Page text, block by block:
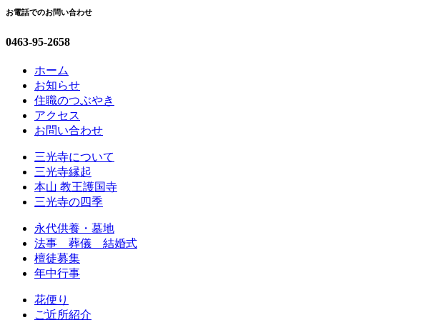
お電話でのお問い合わせ
0463-95-2658
ホーム
お知らせ
住職のつぶやき
アクセス
お問い合わせ
三光寺について
三光寺縁起
本山 教王護国寺
三光寺の四季
永代供養・墓地
法事 葬儀 結婚式
檀徒募集
年中行事
花便り
ご近所紹介